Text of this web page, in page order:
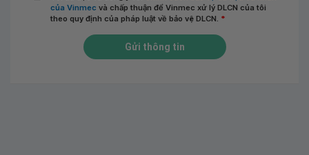
của Vinmec và chấp thuận để Vinmec xử lý DLCN của tôi
theo quy định của pháp luật về bảo vệ DLCN. *
Gửi thông tin